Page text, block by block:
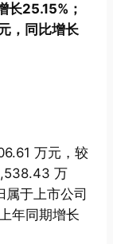
25.15%；
，同比增长
万元，较
万
属于上市公司
年同期增长